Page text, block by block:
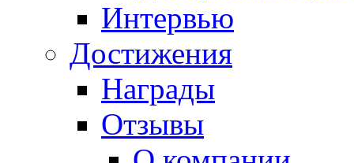
Интервью
Достижения
Награды
Отзывы